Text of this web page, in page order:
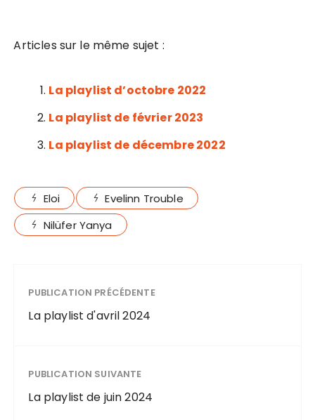
Articles sur le même sujet :
La playlist d’octobre 2022
La playlist de février 2023
La playlist de décembre 2022
Eloi
Evelinn Trouble
Nilüfer Yanya
PUBLICATION PRÉCÉDENTE
La playlist d'avril 2024
PUBLICATION SUIVANTE
La playlist de juin 2024